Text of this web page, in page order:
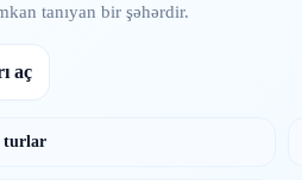
tanıyan bir şəhərdir.
aç
turlar